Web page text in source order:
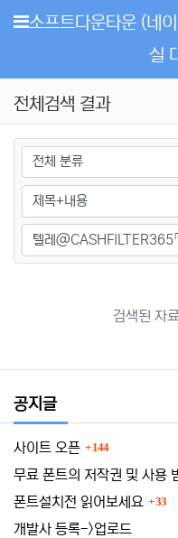
메뉴
소프트다운타운 (네
실
전체검색 결과
그룹
검색조건
검색어
검색된 자
공지글
사이트 오픈 144
무료 폰트의 저작권 및 사용
폰트설치전 읽어보세요 33
개발사 등록->업로드